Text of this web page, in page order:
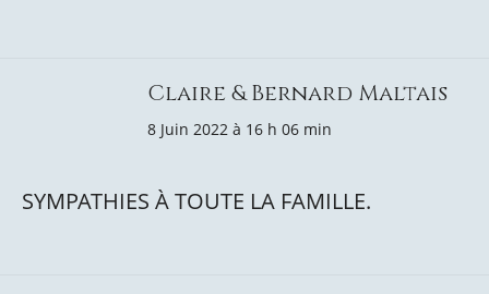
Claire & Bernard Maltais
8 Juin 2022 à 16 h 06 min
SYMPATHIES À TOUTE LA FAMILLE.